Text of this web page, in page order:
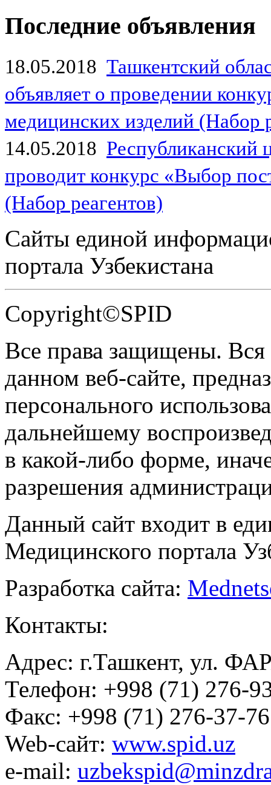
Последние объявления
18.05.2018 Ташкентский
объявляет о проведении
медицинских изделий (Набор
14.05.2018
проводит конкурс «Выбор
(Набор реагентов)
Сайты единой
портала Узбекистана
Copyright©SPID
Все права защищены.
данном веб-сайте,
персонального
дальнейшему
в какой-либо форме,
разрешения
Данный сайт входит в
Медицинского портала
Разработка сайта:
Контакты:
Адрес: г.Ташкент, ул.
Телефон: +998 (71) 276-
Факс: +998 (71) 276-37-76
Web-сайт: www.spid.uz
e-mail: